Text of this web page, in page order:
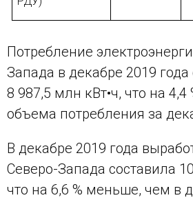
Потребление
Запада в декабре 2019 года
8 987,5 млн кВт•ч, что на
объема потребления за
В декабре 2019 года
Северо-Запада составила
что на 6,6 % меньше, чем в